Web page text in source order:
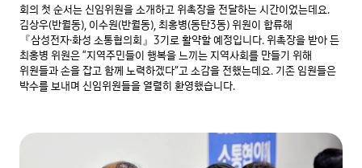
회의 첫 순서는 신임위원을 소개하고 위촉장을 전달하는 시간이었는데요.
김상우(반월동), 이수원(반월동), 최홍병(동탄3동) 위원이 합류해
『삼성전자·화성 소통협의회』3기로 활약할 예정입니다. 위촉장을 받아 든
최홍병 위원은 “지역주민들이 행복을 느끼는 지역사회를 만들기 위해
위원들과 손을 잡고 함께 노력하겠다”고 소감을 전했는데요. 기존 임원들은
박수를 보내며 신임위원들을 열렬히 환영했습니다.